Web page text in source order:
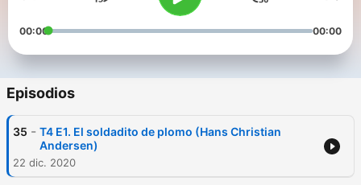
00:00 00:00
Episodios
35 - T4 E1. El soldadito de plomo (Hans Christian
Andersen)
22 dic. 2020